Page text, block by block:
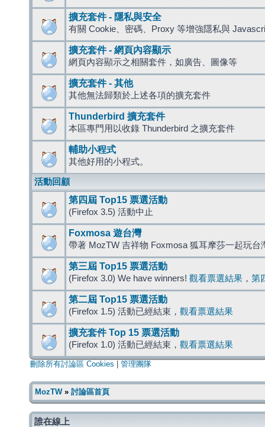
擴充套件 - 隱私與安全
有關 Cookie、密碼、Proxy 等增強隱私與
擴充套件 - 網頁內容顯示
網頁內容顯示之相關套件，如廣告、圖像等
擴充套件 - 其他
其他無法歸類於上述各項的擴充套件
Thunderbird 擴充套件
本區專門用以收錄 Thunderbird 之擴充套件
輔助小程式
其他好用的小程式。
活動回顧
第四屆 Top15 票選活動
(Firefox 3.5) 活動中止
Foxmosa 遊台灣
帶著 MozTW 吉祥物 Foxmosa 狐耳摩莎一起玩台
第三屆 Top15 票選活動
(Firefox 3.0) We have winners! 觀看票選結果 ， 第
第二屆 Top15 票選活動
(Firefox 1.5) 活動已經結束， 觀看票選結果
擴充套件 Top 15 票選活動
(Firefox 1.0) 活動已經結束， 觀看票選結果
刪除所有討論區 Cookies 管理團隊
MozTW» 討論區首頁
誰在線上